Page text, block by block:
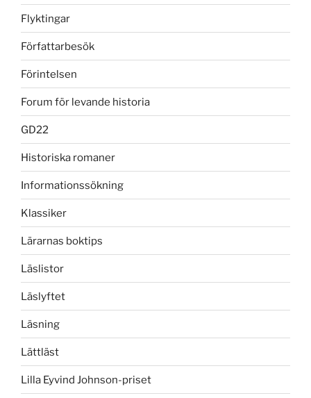
Flyktingar
Författarbesök
Förintelsen
Forum för levande historia
GD22
Historiska romaner
Informationssökning
Klassiker
Lärarnas boktips
Läslistor
Läslyftet
Läsning
Lättläst
Lilla Eyvind Johnson-priset